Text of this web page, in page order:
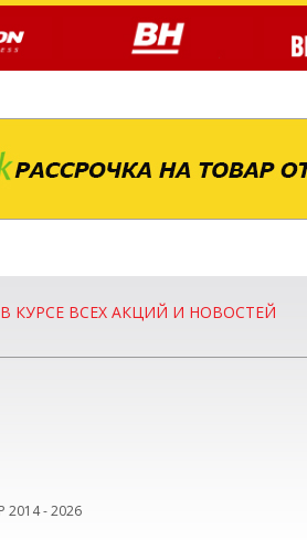
КУРСЕ ВСЕХ АКЦИЙ И НОВОСТЕЙ
2014 -2026